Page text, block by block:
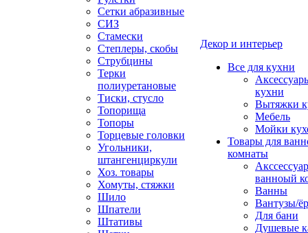
Сетки абразивные
СИЗ
Стамески
Степлеры, скобы
Струбцины
Терки
полиуретановые
Тиски, стусло
Топорища
Топоры
Торцевые головки
Угольники,
штангенциркули
Хоз. товары
Хомуты, стяжки
Шило
Шпатели
Штативы
Декор и интерьер
Все для кухни
кухни
Вытяжки
Мебель
Мойки
Товары для
комнаты
ванноый
Ванны
Вантузы/
Для бани
Душевые